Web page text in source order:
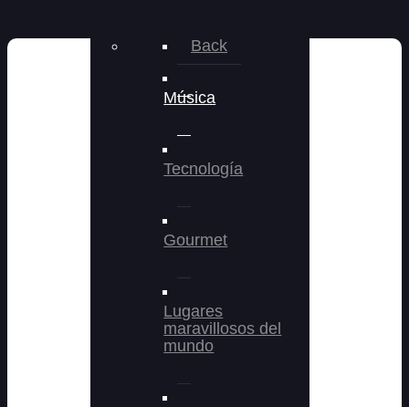
Back
Música
Tecnología
Gourmet
Lugares
maravillosos del
mundo